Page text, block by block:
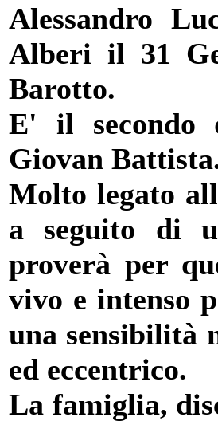
Alessandro
Alberi il 31
Barotto.
E' il secondo
Giovan
Molto legato
a seguito di
proverà per
vivo e intenso
una sensibilità
ed eccentrico.
La famiglia,